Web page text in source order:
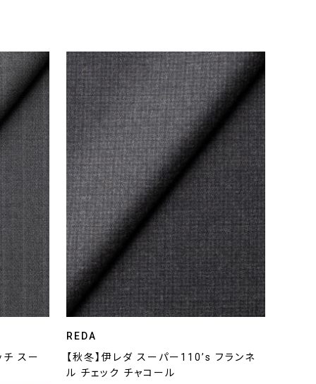
チ スー
REDA
【秋冬】伊レダ スーパー110’s フランネ
ル チェック チャコール